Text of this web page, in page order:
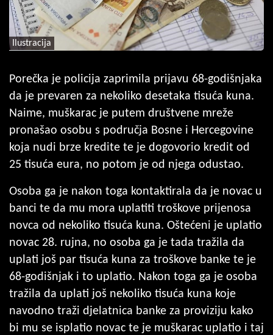
Ilustracija
Porečka je policija zaprimila prijavu 68-godišnjaka
da je prevaren za nekoliko desetaka tisuća kuna.
Naime, muškarac je putem društvene mreže
pronašao osobu s područja Bosne i Hercegovine
koja nudi brze kredite te je dogovorio kredit od
25 tisuća eura, no potom je od njega odustao.
Osoba ga je nakon toga kontaktirala da je novac u
banci te da mu mora uplatiti troškove prijenosa
novca od nekoliko tisuća kuna. Oštećeni je uplatio
novac 28. rujna, no osoba ga je tada tražila da
uplati još par tisuća kuna za troškove banke te je
68-godišnjak i to uplatio. Nakon toga ga je osoba
tražila da uplati još nekoliko tisuća kuna koje
navodno traži djelatnica banke za proviziju kako
bi mu se isplatio novac te je muškarac uplatio i taj